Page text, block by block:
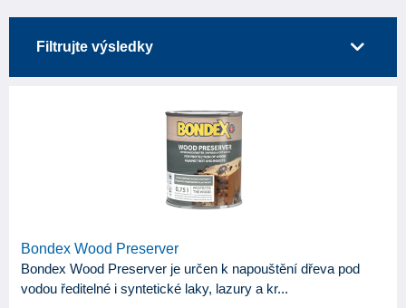
Filtrujte výsledky
Stříkací pistole
Váleček
Bondex Wood Preserver
Bondex Wood Preserver je určen k napouštění dřeva pod
vodou ředitelné i syntetické laky, lazury a kr...